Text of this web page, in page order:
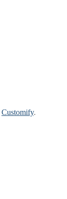
Customify.